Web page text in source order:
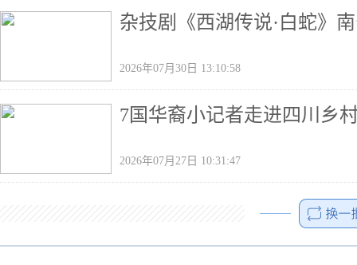
杂技剧《西湖传说·白蛇》
2026年07月30日 13:10:58
7国华裔小记者走进四川乡
2026年07月27日 10:31:47